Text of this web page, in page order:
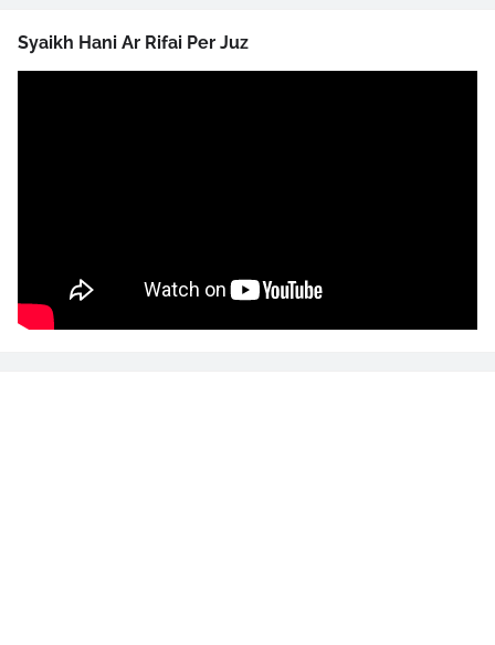
Syaikh Hani Ar Rifai Per Juz